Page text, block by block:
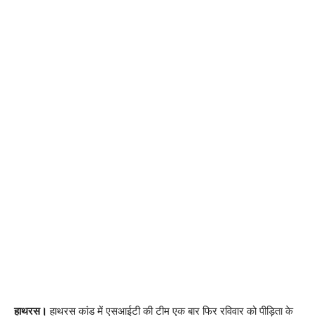
हाथरस। हाथरस कांड में एसआईटी की टीम एक बार फिर रविवार को पीड़िता के